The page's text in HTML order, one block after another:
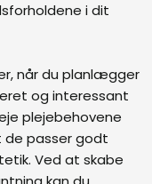
i dit
når du planlægger
og interessant
plejebehovene
de passer godt
Ved at skabe